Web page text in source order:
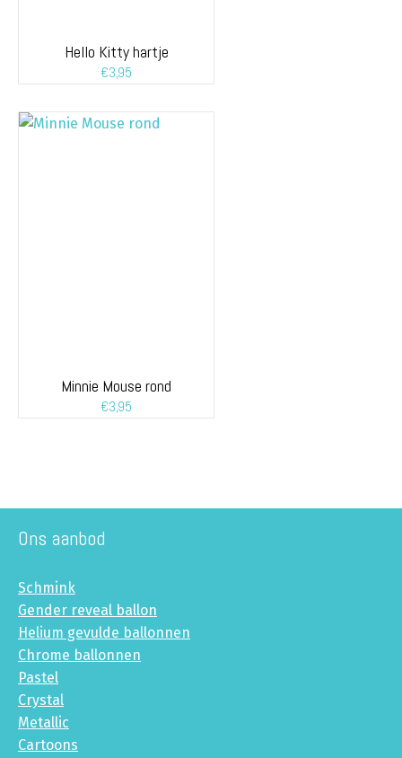
Hello Kitty hartje
€3,95
Minnie Mouse rond
€3,95
Ons aanbod
Schmink
Gender reveal ballon
Helium gevulde ballonnen
Chrome ballonnen
Pastel
Crystal
Metallic
Cartoons